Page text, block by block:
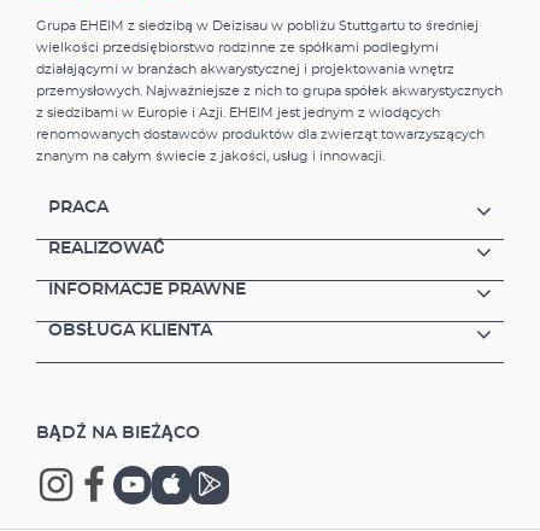
Grupa EHEIM z siedzibą w Deizisau w pobliżu Stuttgartu to średniej
wielkości przedsiębiorstwo rodzinne ze spółkami podległymi
działającymi w branżach akwarystycznej i projektowania wnętrz
przemysłowych. Najważniejsze z nich to grupa spółek akwarystycznych
z siedzibami w Europie i Azji. EHEIM jest jednym z wiodących
renomowanych dostawców produktów dla zwierząt towarzyszących
znanym na całym świecie z jakości, usług i innowacji.
PRACA
REALIZOWAĆ
INFORMACJE PRAWNE
OBSŁUGA KLIENTA
BĄDŹ NA BIEŻĄCO